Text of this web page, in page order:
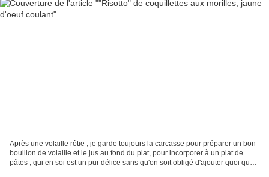
Après une volaille rôtie , je garde toujours la carcasse pour préparer un bon
bouillon de volaille et le jus au fond du plat, pour incorporer à un plat de
pâtes , qui en soi est un pur délice sans qu'on soit obligé d'ajouter quoi que